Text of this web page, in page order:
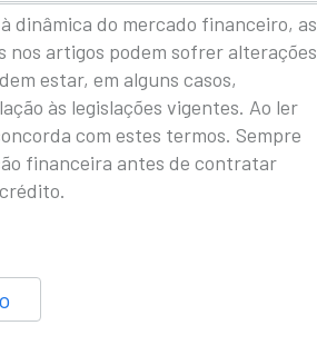
dinâmica do mercado financeiro, as
nos artigos podem sofrer alterações
estar, em alguns casos,
às legislações vigentes. Ao ler
com estes termos. Sempre
financeira antes de contratar